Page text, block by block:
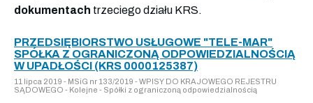
dokumentach trzeciego działu KRS.
PRZEDSIĘBIORSTWO USŁUGOWE "TELE-MAR"
SPÓŁKA Z OGRANICZONĄ ODPOWIEDZIALNOŚCIĄ
W UPADŁOŚCI (KRS 0000125387)
11 lipca 2019 - MSiG nr 133/2019 - WPISY DO KRAJOWEGO REJESTRU
SĄDOWEGO - Kolejne - Spółki z ograniczoną odpowiedzialnością